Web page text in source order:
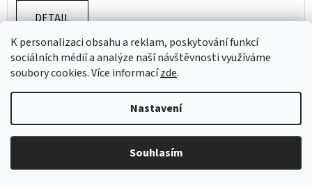
K personalizaci obsahu a reklam, poskytování funkcí
sociálních médií a analýze naší návštěvnosti využíváme
soubory cookies. Více informacízde.
Nastavení
Souhlasím
DETAIL
L-XL S-M XS/S